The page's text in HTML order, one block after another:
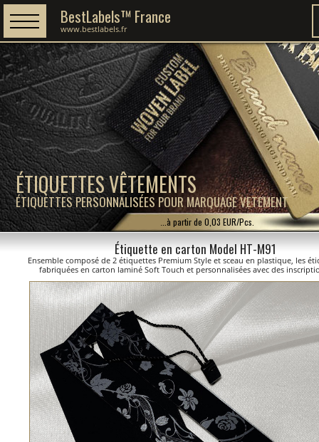
ÉTIQUETTES VÊTEMENTS
ÉTIQUETTES PERSONNALISÉES POUR MARQUAGE VETEMENT
BestLabels™ France
www.bestlabels.fr
...à partir de 0,03 EUR/Pcs.
Étiquette en carton Model HT-M91
Ensemble composé de 2 étiquettes Premium Style et sceau en plastique, les
fabriquées en carton laminé Soft Touch et personnalisées avec des